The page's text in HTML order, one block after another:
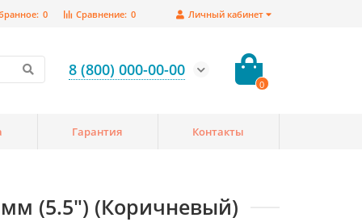
Личный кабинет
Сравнение: 0
0
8 (800) 000-00-00
0
Гарантия Контакты
мм (5.5") (Коричневый)